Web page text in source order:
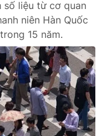
số liệu từ cơ quan
niên Hàn Quốc
15 năm.